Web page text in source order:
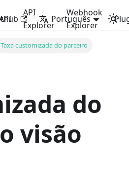
API
Explorer
Webhook
Explorer
Português
Taxa customizada do parceiro
do
visão